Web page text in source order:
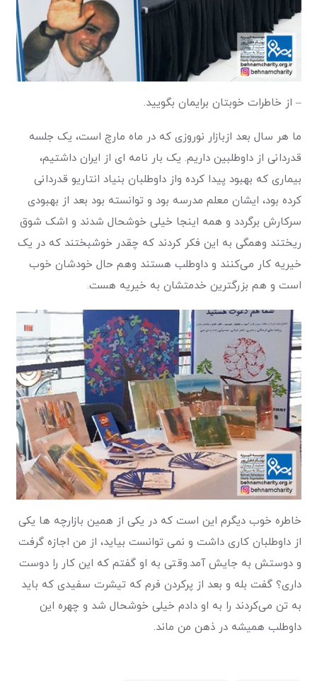
– از خاطرات خوبتان برایمان بگویید.
ما هر سال بعد از‌بازار نوروزی که در ماه مارچ است، یک جلسه
قدردانی از داوطلبین داریم. یک بار نامه ای از ایران داشتیم،
بیماری که بهبود پیدا کرده واز داوطلبان بنیاد انتاریو قدردانی
کرده بود، ایشان‌ معلم مدرسه بود و توانسته بود بعد از بهبودی
سرکارش برگردد و همه اینجا خیلی خوشحال شدند و اشک شوق
ریختند و‌همگی به این فکر کردند که چقدر خوشبختند که در یک
خیریه کار می‌کنند و داوطلب هستند وهم حال خودشان خوب
است و هم بزرگترین خدمتشان به خیریه هست.
خاطره خوب دیگرم این است که در یکی از همین بازارچه ها یکی
از داوطلبان کاری داشت و نمی توانست بیاید، از من اجازه گرفت
و دوستش به جایش آمد.‌وقتی به او گفتم که این کار را دوست
داری؟ گفت بله و بعد از پرکردن فرم که تیشرت سفیدی که باید
به تن می‌کردند را به او دادم خیلی خوشحال شد و چهره این
داوطلب همیشه در ذهن من ماند.